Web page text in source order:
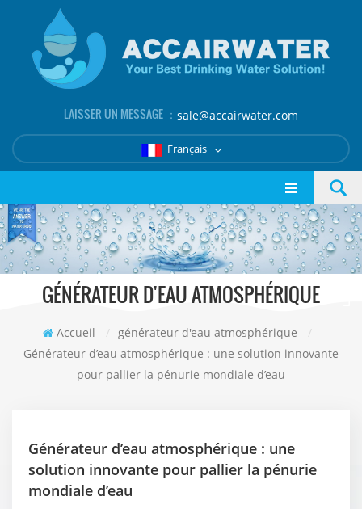
LAISSER UN MESSAGE ： sale@accairwater.com
Français
GÉNÉRATEUR D'EAU ATMOSPHÉRIQUE
Accueil / générateur d'eau atmosphérique
/
Générateur d’eau atmosphérique : une solution innovante
pour pallier la pénurie mondiale d’eau
Générateur d’eau atmosphérique : une
solution innovante pour pallier la pénurie
mondiale d’eau